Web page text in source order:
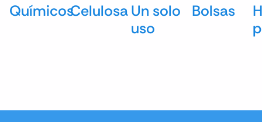
QuímicosCelulosaUn solo
uso
Bolsas